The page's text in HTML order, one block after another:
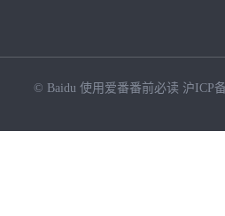
© Baidu 使用爱番番前必读 沪ICP